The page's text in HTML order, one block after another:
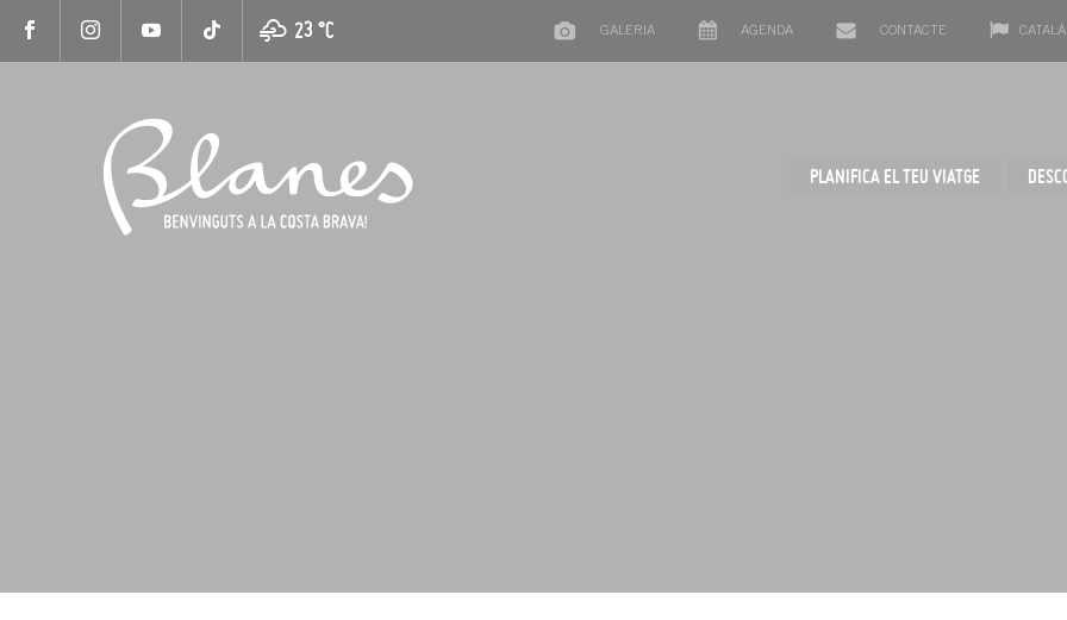
23 °C GALERIA AGENDA CONTACTE CATALÀ
PLANIFICA EL TEU VIATGE